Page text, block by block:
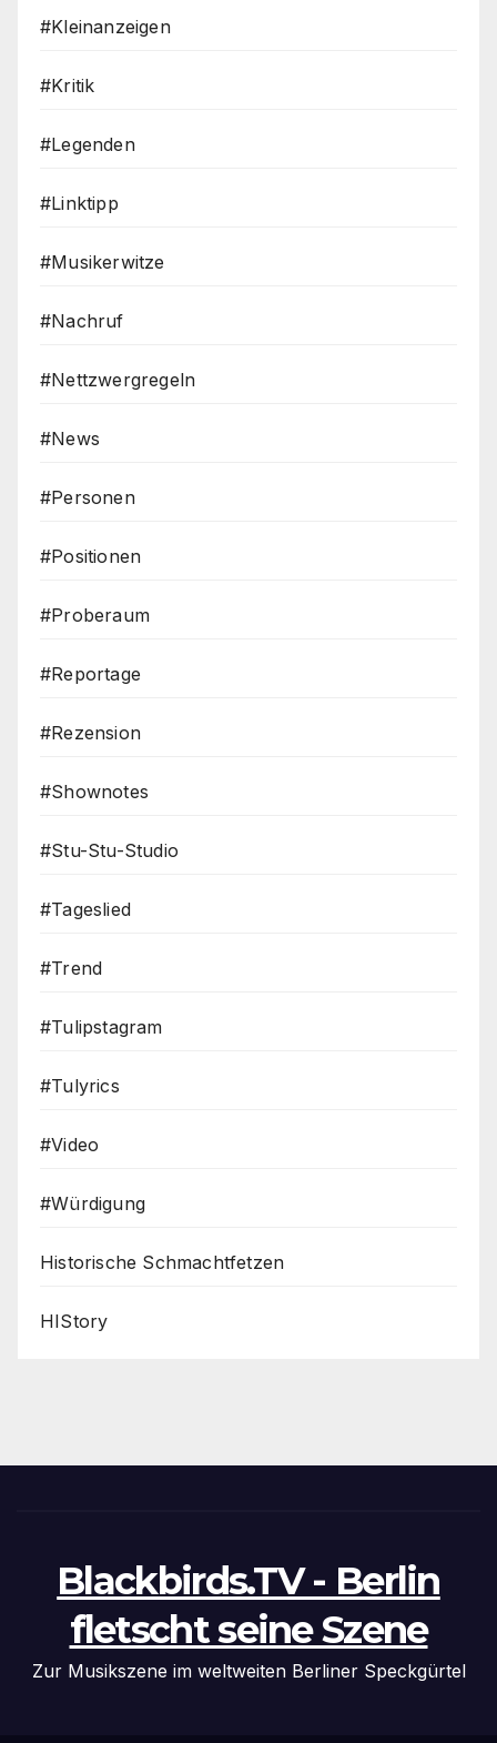
#Kleinanzeigen
#Kritik
#Legenden
#Linktipp
#Musikerwitze
#Nachruf
#Nettzwergregeln
#News
#Personen
#Positionen
#Proberaum
#Reportage
#Rezension
#Shownotes
#Stu-Stu-Studio
#Tageslied
#Trend
#Tulipstagram
#Tulyrics
#Video
#Würdigung
Historische Schmachtfetzen
HIStory
Blackbirds.TV - Berlin
fletscht seine Szene
Zur Musikszene im weltweiten Berliner Speckgürtel